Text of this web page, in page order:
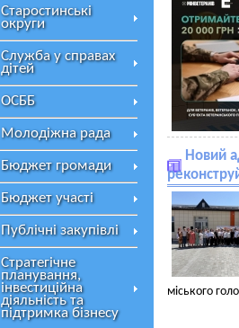
Старостинські
округи
Служба у справах
дітей
ОСББ
Молодіжна рада
Бюджет громади
Бюджет участі
Публічні закупівлі
Стратегічне
планування,
інвестиційна
діяльність та
підтримка бізнесу
Новий
міського